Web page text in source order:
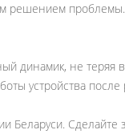
решением
динамик, не теряя
устройства после
Беларуси. Сделайте